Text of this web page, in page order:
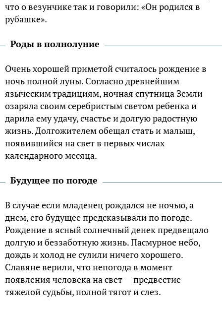
что о везунчике так и говорили: «Он родился в
рубашке».
Роды в полнолуние
Очень хорошей приметой считалось рождение в
ночь полной луны. Согласно древнейшим
языческим традициям, ночная спутница Земли
озаряла своим серебристым светом ребенка и
дарила ему удачу, счастье и долгую радостную
жизнь. Долгожителем обещал стать и малыш,
появившийся на свет в первых числах
календарного месяца.
Будущее по погоде
В случае если младенец рождался не ночью, а
днем, его будущее предсказывали по погоде.
Рождение в ясный солнечный денек предвещало
долгую и беззаботную жизнь. Пасмурное небо,
дождь и холод не сулили ничего хорошего.
Славяне верили, что непогода в момент
появления человека на свет — предвестие
тяжелой судьбы, полной тягот и слез.